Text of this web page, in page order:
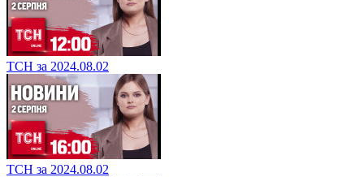
ТСН за 2024.08.02
ТСН за 2024.08.02